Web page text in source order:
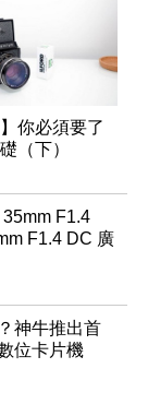
你必須要了
（下）
F1.4
F1.4 DC 廣
神牛推出首
位卡片機